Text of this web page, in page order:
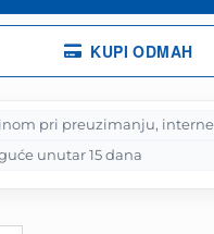
KUPI ODMAH
pri preuzimanju,
unutar 15 dana